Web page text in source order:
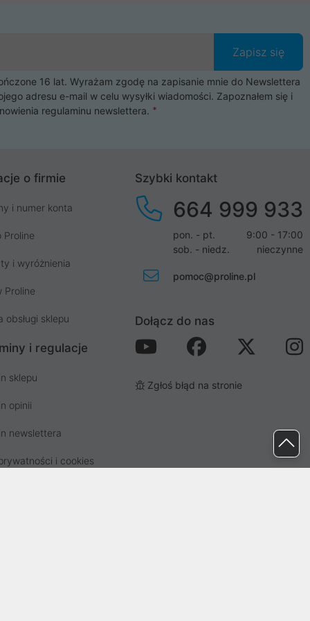
Zapisz się
16 lat. Wyrażam zgodę na zapisanie mnie do Newslettera
adresu e-mail w celu wysyłki wiadomości. Zapoznałem się i
regulaminu newslettera.
o firmie
i numer konta
Proline
i wyróżnienia
Proline
obsługi sklepu
i regulacje
sklepu
opinii
newslettera
i cookies
Szybki kontakt
664 999 933
pon. - pt.
9:00 - 17:00
sob. - niedz.
nieczynne
pomoc@proline.pl
Dołącz do nas
Zgłoś błąd na stronie